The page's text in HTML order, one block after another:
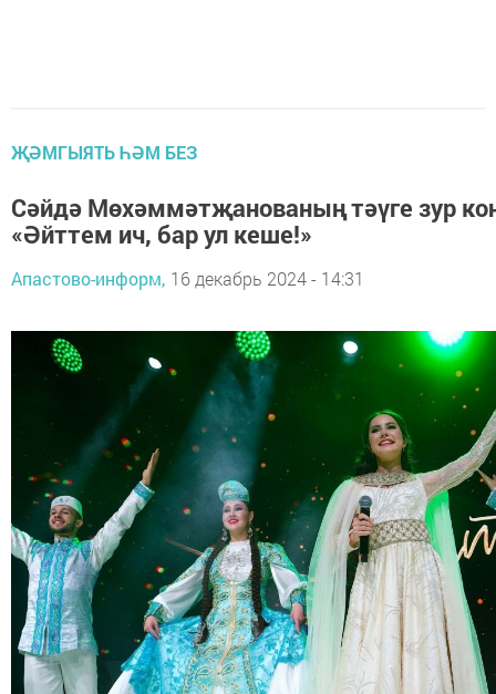
ҖӘМГЫЯТЬ ҺӘМ БЕЗ
Сәйдә Мөхәммәтҗанованың тәүге зур
«Әйттем ич, бар ул кеше!»
Апастово-информ, 16 декабрь 2024 - 14:31